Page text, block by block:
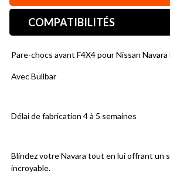
COMPATIBILITÉS
Pare-chocs avant F4X4 pour Nissan
Avec Bullbar
Délai de fabrication 4 à 5 semaines
Blindez votre Navara tout en lui offrant un
incroyable.